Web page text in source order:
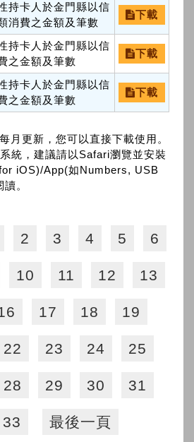
持卡人於金門縣以信
消費之金額及筆數
下載
持卡人於金門縣以信
之金額及筆數
下載
持卡人於金門縣以信
之金額及筆數
下載
月更新，您可以直接下載使用。
統，建議請以Safari瀏覽並安裝
iOS)/App(如Numbers, USB
。
2 3 4 5 6
10 11 12 13
17 18 19
22 23 24 25
28 29 30 31
33 最後一頁